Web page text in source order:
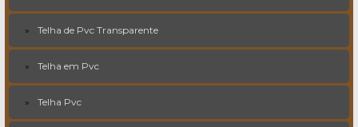
Telha de Pvc Transparente
Telha em Pvc
Telha Pvc